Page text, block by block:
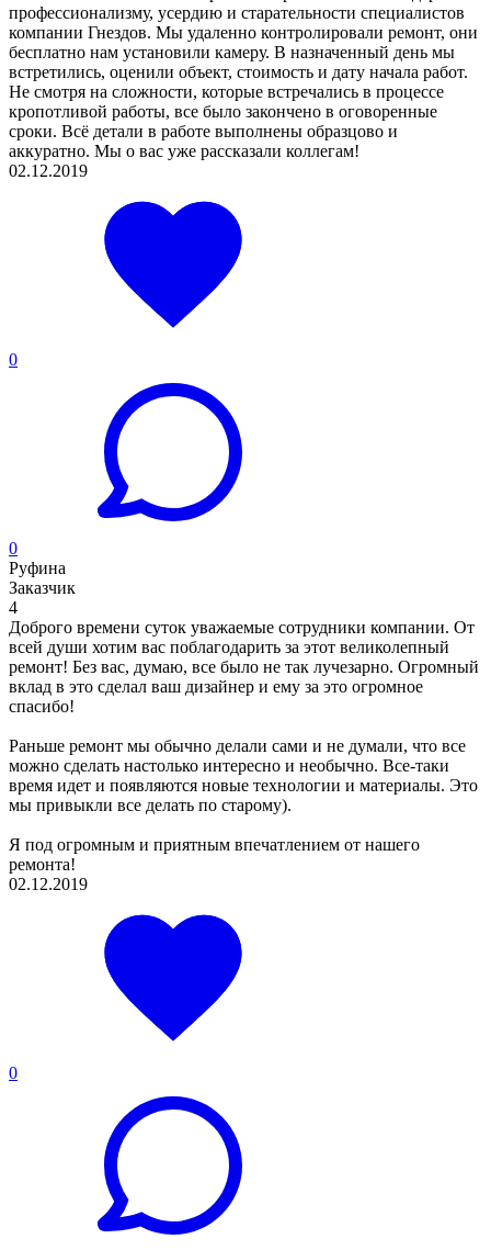
профессионализму, усердию и старательности специалистов
компании Гнездов. Мы удаленно контролировали ремонт, они
бесплатно нам установили камеру. В назначенный день мы
встретились, оценили объект, стоимость и дату начала работ.
Не смотря на сложности, которые встречались в процессе
кропотливой работы, все было закончено в оговоренные
сроки. Всё детали в работе выполнены образцово и
аккуратно. Мы о вас уже рассказали коллегам!
02.12.2019
0
0
Руфина
Заказчик
4
Доброго времени суток уважаемые сотрудники компании. От
всей души хотим вас поблагодарить за этот великолепный
ремонт! Без вас, думаю, все было не так лучезарно. Огромный
вклад в это сделал ваш дизайнер и ему за это огромное
спасибо!
Раньше ремонт мы обычно делали сами и не думали, что все
можно сделать настолько интересно и необычно. Все-таки
время идет и появляются новые технологии и материалы. Это
мы привыкли все делать по старому).
Я под огромным и приятным впечатлением от нашего
ремонта!
02.12.2019
0